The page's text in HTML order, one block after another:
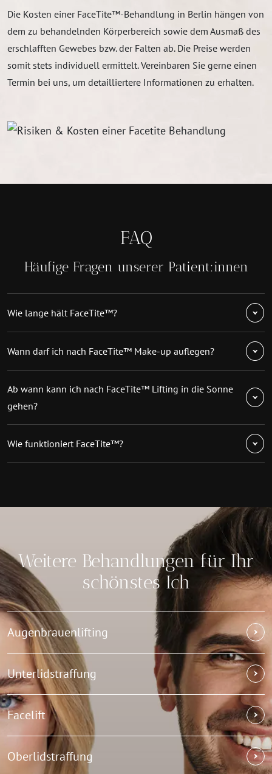
Die Kosten einer FaceTite™-Behandlung in Berlin hängen von
dem zu behandelnden Körperbereich sowie dem Ausmaß des
erschlafften Gewebes bzw. der Falten ab. Die Preise werden
somit stets individuell ermittelt. Vereinbaren Sie gerne einen
Termin bei uns, um detailliertere Informationen zu erhalten.
FAQ
Häufige Fragen unserer Patient:innen
Wie lange hält FaceTite™?
Wann darf ich nach FaceTite™ Make-up auflegen?
Ab wann kann ich nach FaceTite™ Lifting in die Sonne
gehen?
Wie funktioniert FaceTite™?
Weitere Behandlungen für Ihr
schönstes Ich
Augenbrauenlifting
Unterlidstraffung
Facelift
Oberlidstraffung